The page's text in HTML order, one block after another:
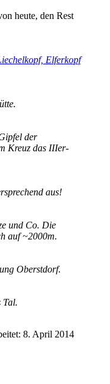
heute, den Rest
Elferkopf
der
Kreuz das IIIer-
aus!
und Co. Die
auf ~2000m.
Oberstdorf.
Tal.
8. April 2014